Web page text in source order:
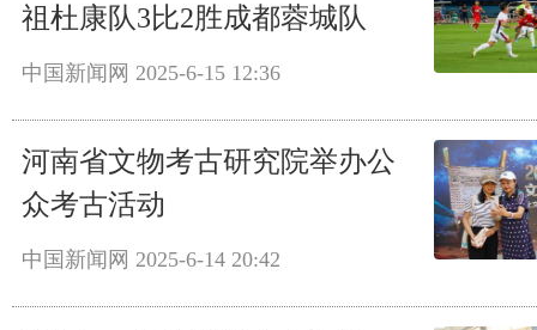
祖杜康队3比2胜成都蓉城队
中国新闻网 2025-6-15 12:36
河南省文物考古研究院举办公
众考古活动
中国新闻网 2025-6-14 20:42